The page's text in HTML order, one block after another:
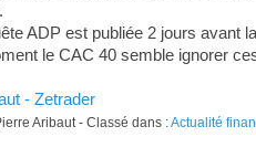
ADP est publiée 2 jours avant
le CAC 40 semble ignorer
- Zetrader
Aribaut - Classé dans :Actualité